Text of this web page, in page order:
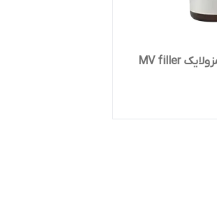
کوکتل ام وی فیلر مزولایک MV filler